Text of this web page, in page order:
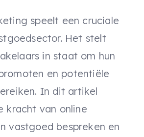
speelt een cruciale
Het stelt
in staat om hun
en potentiële
In dit artikel
kracht van online
vastgoed bespreken en